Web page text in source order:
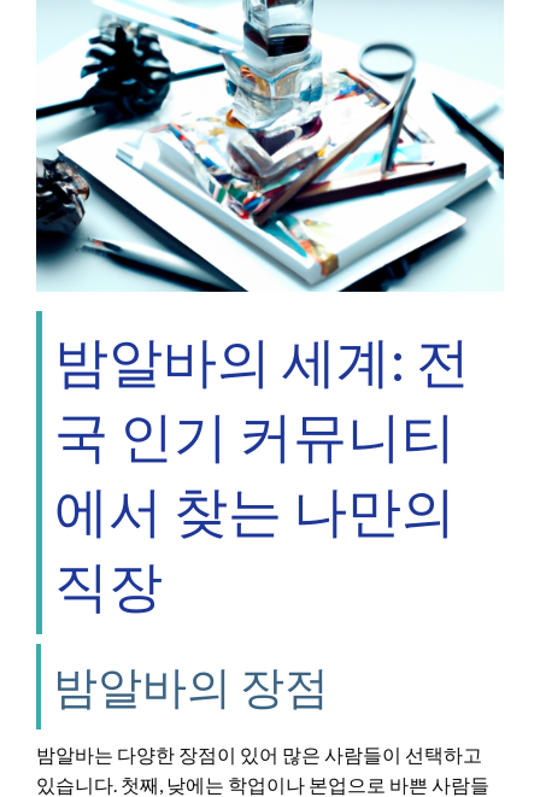
밤알바의 세계: 전
국 인기 커뮤니티
에서 찾는 나만의
직장
밤알바의 장점
밤알바는 다양한 장점이 있어 많은 사람들이 선택하고
있습니다. 첫째, 낮에는 학업이나 본업으로 바쁜 사람들